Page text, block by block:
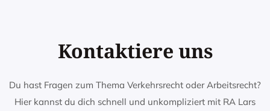
Kontaktiere uns
Du hast Fragen zum Thema Verkehrsrecht oder Arbeitsrecht?
Hier kannst du dich schnell und unkompliziert mit RA Lars